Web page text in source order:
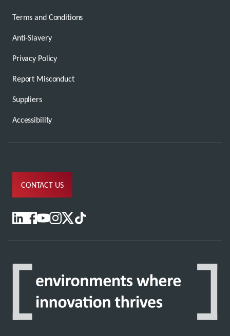
Terms and Conditions
Anti-Slavery
Privacy Policy
Report Misconduct
Suppliers
Accessibility
CONTACT US